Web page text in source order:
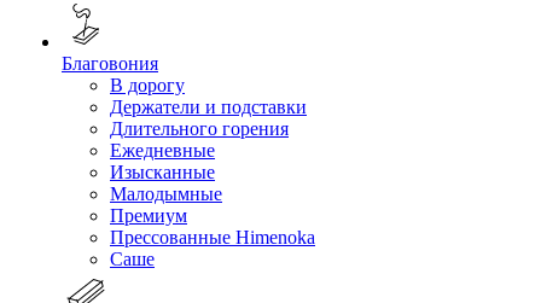
Благовония
В дорогу
Держатели и подставки
Длительного горения
Ежедневные
Изысканные
Малодымные
Премиум
Прессованные Himenoka
Саше